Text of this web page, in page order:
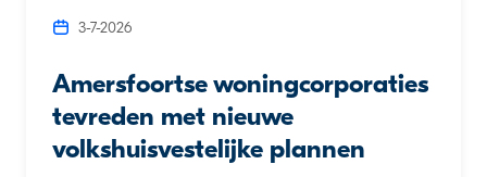
3-7-2026
Amersfoortse woningcorporaties
tevreden met nieuwe
volkshuisvestelijke plannen